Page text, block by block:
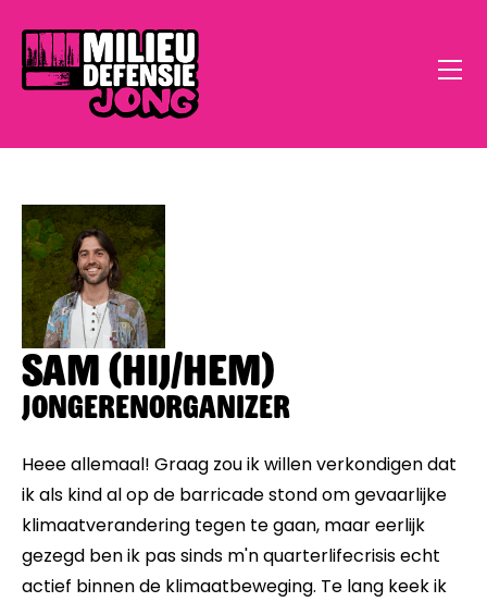
Home
Open Call
Doe Mee
Klimaatstress
Events
Artikelen
Sam (hij/hem)
Jongerenorganizer
Heee allemaal! Graag zou ik willen verkondigen dat
ik als kind al op de barricade stond om gevaarlijke
klimaatverandering tegen te gaan, maar eerlijk
gezegd ben ik pas sinds m'n quarterlifecrisis echt
actief binnen de klimaatbeweging. Te lang keek ik